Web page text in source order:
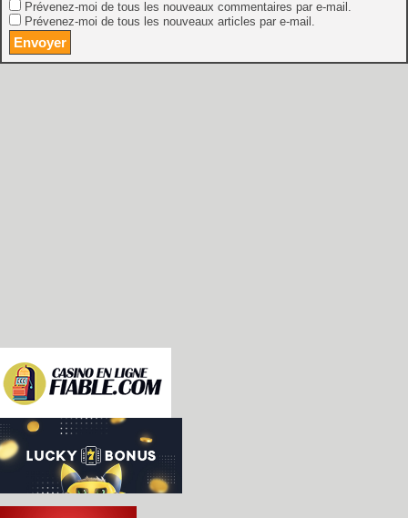
Prévenez-moi de tous les nouveaux commentaires par e-mail.
Prévenez-moi de tous les nouveaux articles par e-mail.